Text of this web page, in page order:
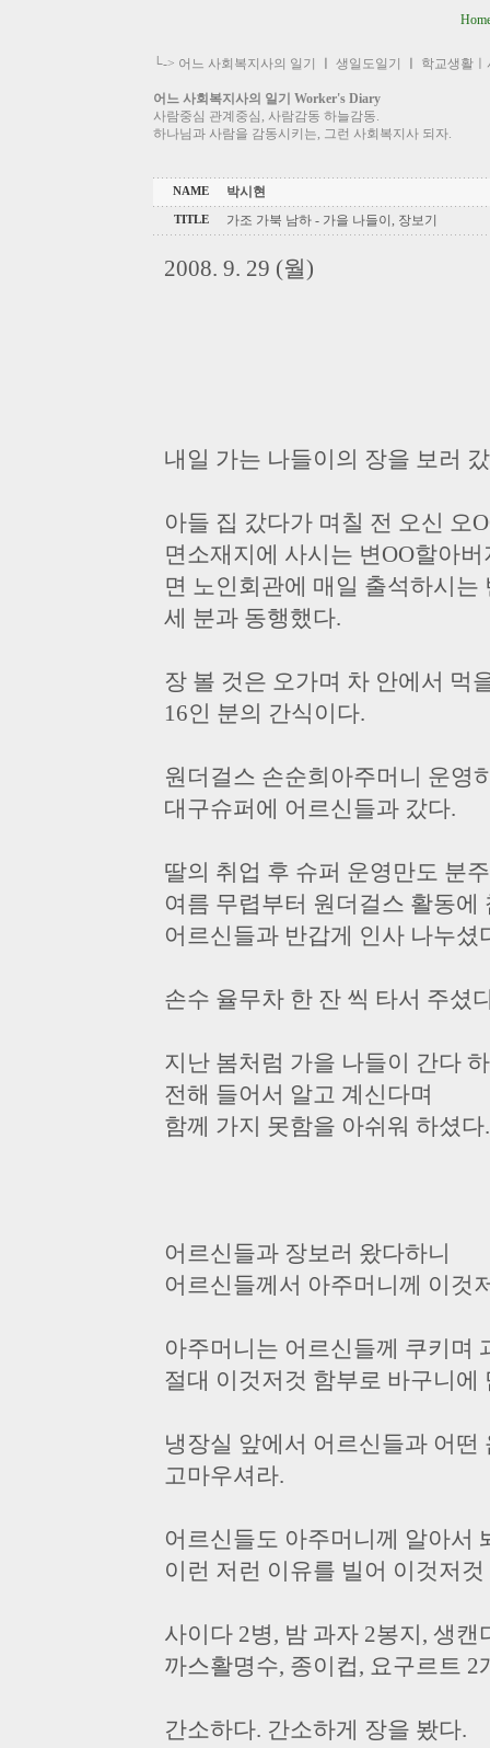
└-> 어느 사회복지사의 일기 생일도일기 학교생활
어느 사회복지사의 일기 Worker's Diary
사람중심 관계중심, 사람감동 하늘감동.
하나님과 사람을 감동시키는, 그런 사회복지사 되자.
NAME 박시현
TITLE 가조 가북 남하 - 가을 나들이, 장보기
2008. 9. 29 (월)
내일 가는 나들이의 장을 보러
아들 집 갔다가 며칠 전 오신 오
면소재지에 사시는 변OO할아버
면 노인회관에 매일 출석하시는
세 분과 동행했다.
장 볼 것은 오가며 차 안에서 먹
16인 분의 간식이다.
원더걸스 손순희아주머니 운영
대구슈퍼에 어르신들과 갔다.
딸의 취업 후 슈퍼 운영만도 분
여름 무렵부터 원더걸스 활동에
어르신들과 반갑게 인사 나누셨
손수 율무차 한 잔 씩 타서 주셨
지난 봄처럼 가을 나들이 간다
전해 들어서 알고 계신다며
함께 가지 못함을 아쉬워 하셨다.
어르신들과 장보러 왔다하니
어르신들께서 아주머니께 이것
아주머니는 어르신들께 쿠키며
절대 이것저것 함부로 바구니에
냉장실 앞에서 어르신들과 어떤
고마우셔라.
어르신들도 아주머니께 알아서
이런 저런 이유를 빌어 이것저
사이다 2병, 밤 과자 2봉지, 생캔
까스활명수, 종이컵, 요구르트 2
간소하다. 간소하게 장을 봤다.